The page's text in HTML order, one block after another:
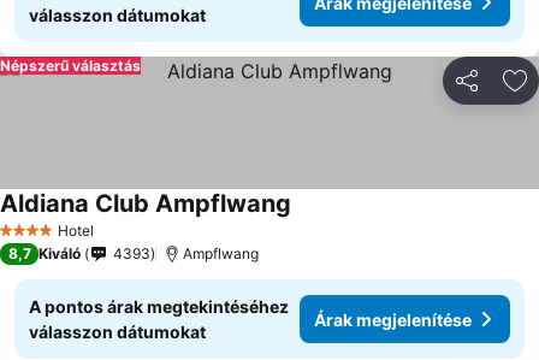
válasszon dátumokat
Népszerű választás
4 KategóriaHotel
Aldiana Club Ampflwang
8,7 Kiváló 4393 Ampflwang
A pontos árak megtekintéséhez
válasszon dátumokat
Árak megjelenítése